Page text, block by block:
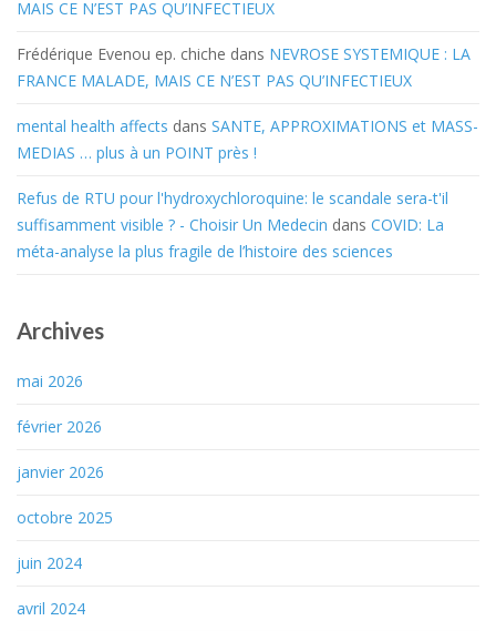
MAIS CE N’EST PAS QU’INFECTIEUX
Frédérique Evenou ep. chiche dans NEVROSE SYSTEMIQUE : LA
FRANCE MALADE, MAIS CE N’EST PAS QU’INFECTIEUX
mental health affects dans SANTE, APPROXIMATIONS et MASS-
MEDIAS … plus à un POINT près !
Refus de RTU pour l'hydroxychloroquine: le scandale sera-t'il
suffisamment visible ? - Choisir Un Medecin dans COVID: La
méta-analyse la plus fragile de l’histoire des sciences
Archives
mai 2026
février 2026
janvier 2026
octobre 2025
juin 2024
avril 2024